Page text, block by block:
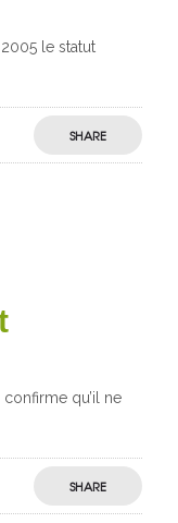
le statut
SHARE
qu’il ne
SHARE